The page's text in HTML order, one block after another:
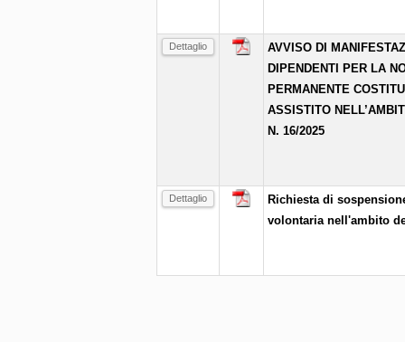
Dettaglio
AVVISO DI
DIPENDENTI PER LA
PERMANENTE
ASSISTITO
N. 16/2025
Dettaglio
Richiesta di
volontaria nell'ambito